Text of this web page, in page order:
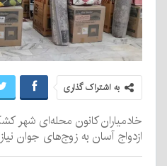
به اشتراک گذاری
خادمیاران کانون محله‌ای شهر
ازدواج آسان به زوج‌های جوان